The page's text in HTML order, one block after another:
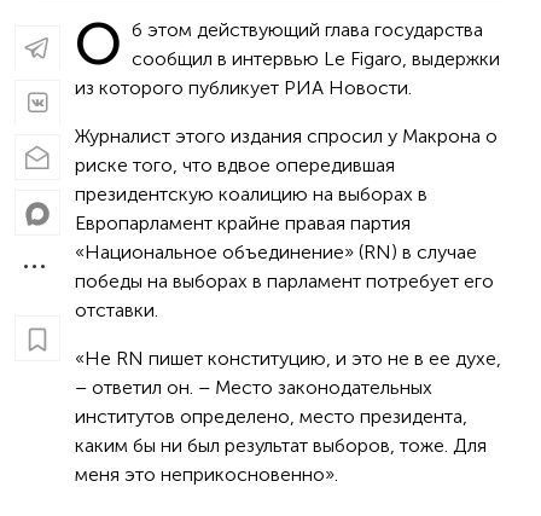
О б этом действующий глава государства
сообщил в интервью Le Figaro, выдержки
из которого публикует РИА Новости.
Журналист этого издания спросил у Макрона о
риске того, что вдвое опередившая
президентскую коалицию на выборах в
Европарламент крайне правая партия
«Национальное объединение» (RN) в случае
победы на выборах в парламент потребует его
отставки.
«Не RN пишет конституцию, и это не в ее духе,
– ответил он. – Место законодательных
институтов определено, место президента,
каким бы ни был результат выборов, тоже. Для
меня это неприкосновенно».